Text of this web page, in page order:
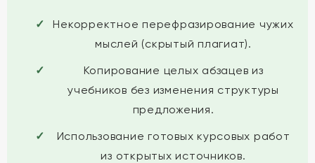
Некорректное перефразирование чужих
мыслей (скрытый плагиат).
Копирование целых абзацев из
учебников без изменения структуры
предложения.
Использование готовых курсовых работ
из открытых источников.